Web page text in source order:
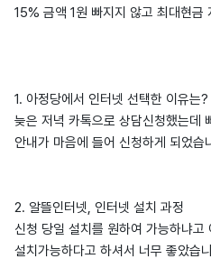
15% 금액 1원 빠지지 않고 최대현금
1. 아정당에서 인터넷 선택한 이유는?
늦은 저녁 카톡으로 상담신청했는데
안내가 마음에 들어 신청하게 되었습
2. 알뜰인터넷, 인터넷 설치 과정
신청 당일 설치를 원하여 가능하냐고
설치가능하다고 하셔서 너무 좋았습